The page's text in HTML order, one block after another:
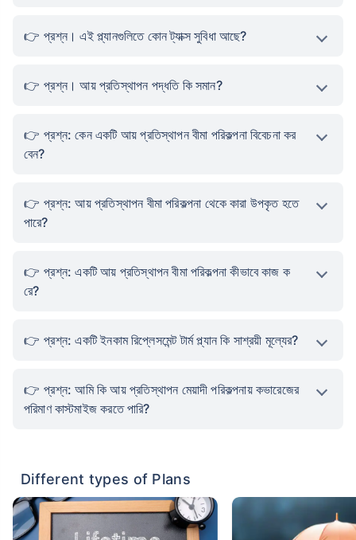
প্রশ্ন। এই প্ল্যানগুলিতে কোন ট্যাক্স সুবিধা আছে?
প্রশ্ন। আয় প্রতিস্থাপন পদ্ধতি কি সমান?
প্রশ্ন: কেন একটি আয় প্রতিস্থাপন বীমা পরিকল্পনা বিবেচনা কর
বেন?
প্রশ্ন: আয় প্রতিস্থাপন বীমা পরিকল্পনা থেকে কারা উপকৃত হতে
পারে?
প্রশ্ন: একটি আয় প্রতিস্থাপন বীমা পরিকল্পনা কীভাবে কাজ ক
রে?
প্রশ্ন: একটি ইনকাম রিপ্লেসমেন্ট টার্ম প্ল্যান কি সাশ্রয়ী মূল্যের?
প্রশ্ন: আমি কি আয় প্রতিস্থাপন মেয়াদী পরিকল্পনায় কভারেজের
পরিমাণ কাস্টমাইজ করতে পারি?
Different types of Plans